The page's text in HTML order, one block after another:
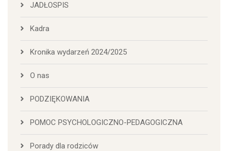
JADŁOSPIS
Kadra
Kronika wydarzeń 2024/2025
O nas
PODZIĘKOWANIA
POMOC PSYCHOLOGICZNO-PEDAGOGICZNA
Porady dla rodziców